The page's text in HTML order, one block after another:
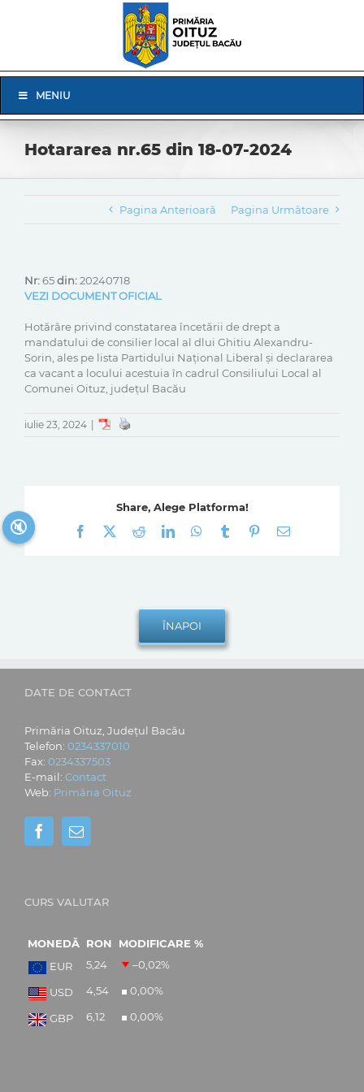
Navigation
MENIU
Hotararea nr.65 din 18-07-2024
Pagina Anterioară Pagina Următoare
Nr:65din:20240718
VEZI DOCUMENT OFICIAL
Hotărâre privind constatarea încetării de drept a
mandatului de consilier local al dlui Ghitiu Alexandru-
Sorin, ales pe lista Partidului Național Liberal și declararea
ca vacant a locului acestuia în cadrul Consiliului Local al
Comunei Oituz, județul Bacău
iulie 23, 2024
Share, Alege Platforma!
Facebook
RedditLinkedInWhatsApp
Tumblr Pinterest
E-
DATE DE CONTACT
Primăria Oituz, Județul Bacău
Telefon: 0234337010
Fax: 0234337503
E-mail: Contact
Web: Primăria Oituz
CURS VALUTAR
MONEDĂ RON
MODIFICARE %
EUR
5,24 –0,02%
USD 4,54 0,00%
GBP 6,12 0,00%
🔇